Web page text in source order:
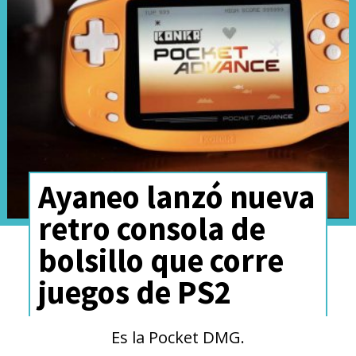
Una publicación compartida por Pokémon (@pokemon)
En simple, los Pokémon con
megaevolución Z tardan menos
tiempo en lanzar sus
movimientos, pero agotan su
megapoder más pronto.
Menos
Ayaneo lanzó nueva
retro consola de
bolsillo que corre
juegos de PS2
Es la Pocket DMG.